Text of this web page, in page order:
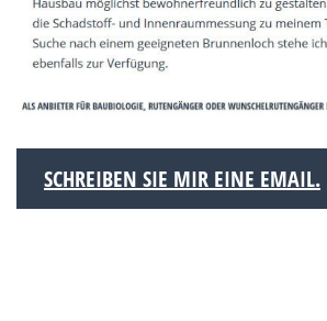
SCHREIBEN SIE MIR EINE EMAIL.